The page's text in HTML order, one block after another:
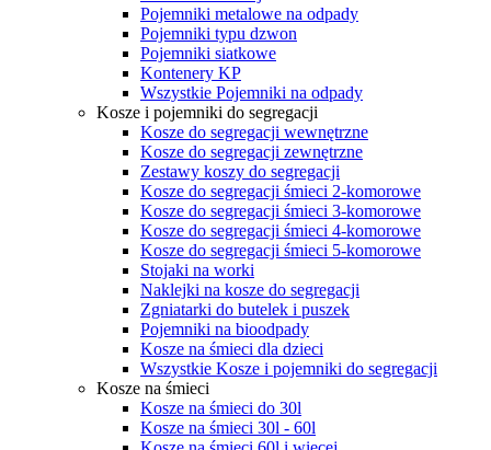
Pojemniki metalowe na odpady
Pojemniki typu dzwon
Pojemniki siatkowe
Kontenery KP
Wszystkie Pojemniki na odpady
Kosze i pojemniki do segregacji
Kosze do segregacji wewnętrzne
Kosze do segregacji zewnętrzne
Zestawy koszy do segregacji
Kosze do segregacji śmieci 2-komorowe
Kosze do segregacji śmieci 3-komorowe
Kosze do segregacji śmieci 4-komorowe
Kosze do segregacji śmieci 5-komorowe
Stojaki na worki
Naklejki na kosze do segregacji
Zgniatarki do butelek i puszek
Pojemniki na bioodpady
Kosze na śmieci dla dzieci
Wszystkie Kosze i pojemniki do segregacji
Kosze na śmieci
Kosze na śmieci do 30l
Kosze na śmieci 30l - 60l